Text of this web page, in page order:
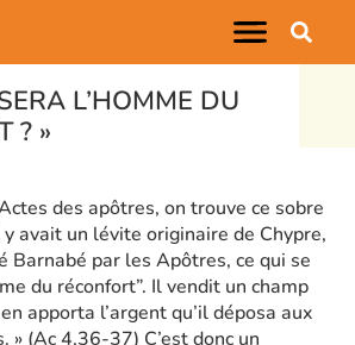
L’HOMME DU
? »
des apôtres, on trouve ce sobre
avait un lévite originaire de Chypre,
Barnabé par les Apôtres, ce qui se
du réconfort”. Il vendit un champ
apporta l’argent qu’il déposa aux
» (Ac 4,36-37) C’est donc un